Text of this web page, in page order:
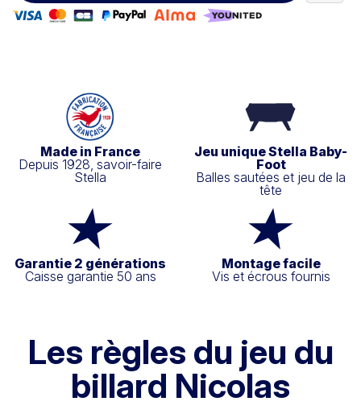
Made in France
Depuis 1928, savoir-faire
Stella
Jeu unique Stella Baby-
Foot
Balles sautées et jeu de la
tête
Garantie 2 générations
Caisse garantie 50 ans
Montage facile
Vis et écrous fournis
Les règles du jeu du
billard Nicolas